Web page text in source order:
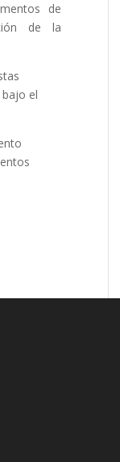
de
de la
el